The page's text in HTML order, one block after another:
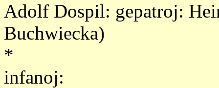
Adolf Dospil: gepatroj:
Buchwiecka)
*
infanoj: